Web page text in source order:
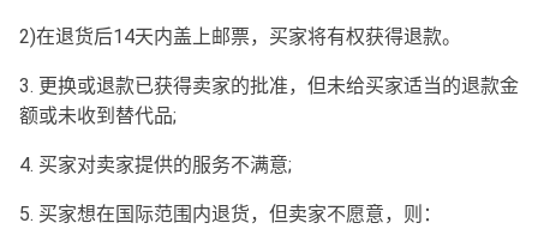
2)在退货后14天内盖上邮票，买家将有权获得退款。
3. 更换或退款已获得卖家的批准，但未给买家适当的退款金
额或未收到替代品;
4. 买家对卖家提供的服务不满意;
5. 买家想在国际范围内退货，但卖家不愿意，则：